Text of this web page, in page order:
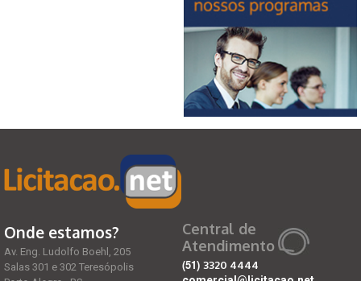
Onde estamos?
Av. Eng. Ludolfo Boehl, 205
Salas 301 e 302 Teresópolis
Central de
Atendimento
(51) 3320 4444